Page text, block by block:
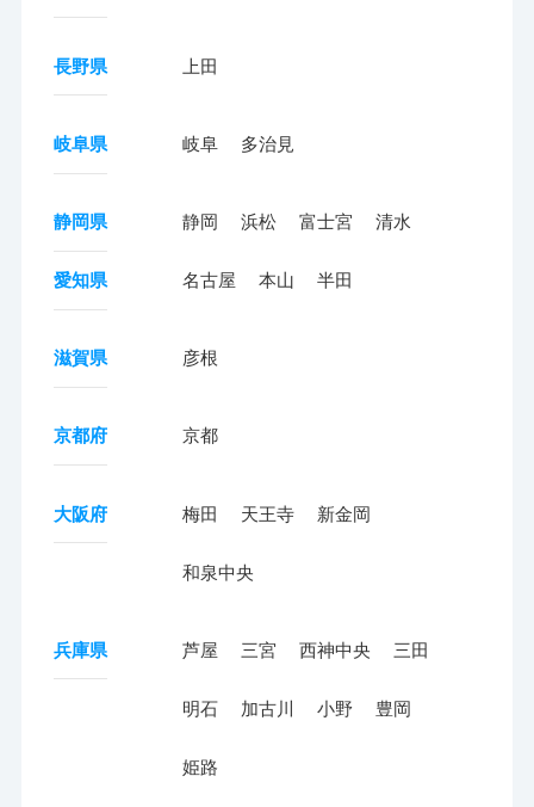
長野県 上田
岐阜県 岐阜 多治見
静岡県 静岡 浜松 富士宮 清水
愛知県 名古屋 本山 半田
滋賀県 彦根
京都府 京都
大阪府 梅田 天王寺 新金岡
和泉中央
兵庫県 芦屋 三宮 西神中央 三田
明石 加古川 小野 豊岡
姫路